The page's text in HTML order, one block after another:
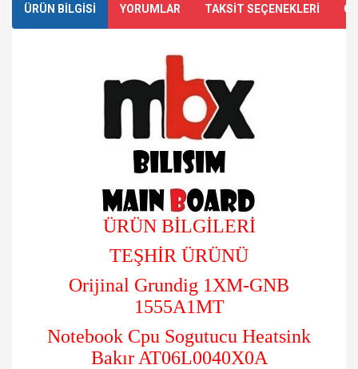
ÜRÜN BİLGİSİ YORUMLAR TAKSİT SEÇENEKLERİ
ÜRÜN BİLGİLERİ
TEŞHİR ÜRÜNÜ
Orijinal Grundig 1XM-GNB
1555A1MT
Notebook Cpu Sogutucu Heatsink
Bakır AT06L0040X0A